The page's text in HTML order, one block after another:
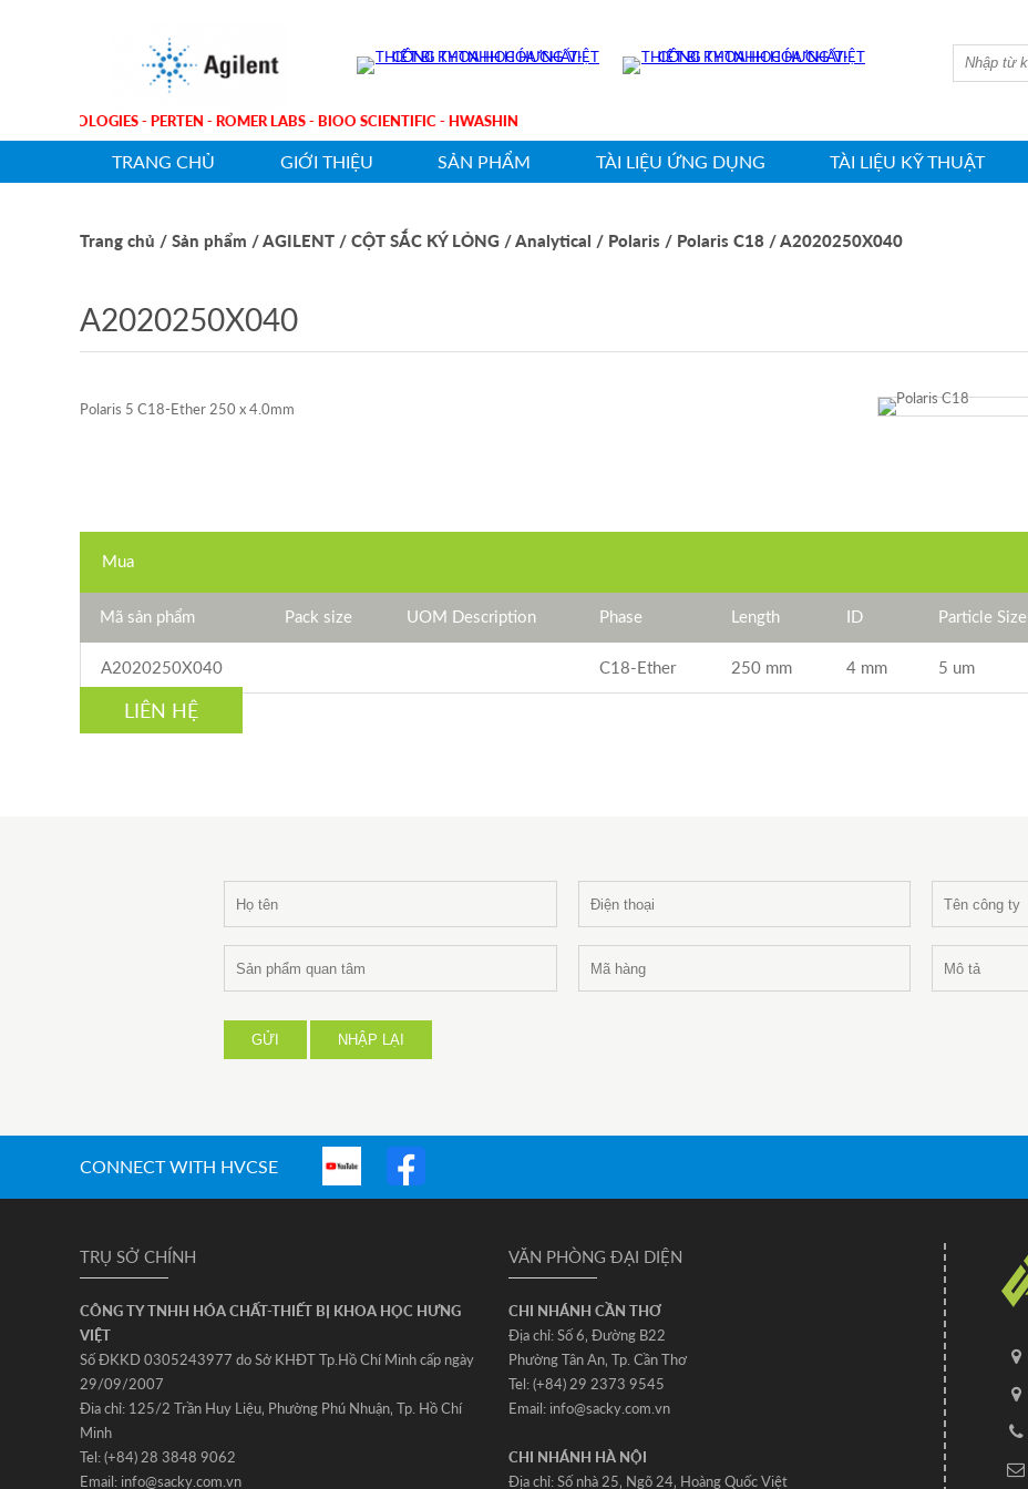
TECHNOLOGIES - PERTEN - ROMER LABS - BIOO SCIENTIFIC - HWASHIN
TRANG CHỦ GIỚI THIỆU SẢN PHẨM TÀI LIỆU ỨNG DỤNG TÀI LIỆU KỸ THUẬT
Trang chủ / Sản phẩm / AGILENT / CỘT SẮC KÝ LỎNG / Analytical / Polaris / Polaris C18 / A2020250X040
A2020250X040
Polaris 5 C18-Ether 250 x 4.0mm
Mua
Mã sản phẩm Pack size UOM Description Phase Length ID Particle Size
A2020250X040 C18-Ether 250 mm 4 mm 5 um
LIÊN HỆ
GỬI NHẬP LẠI
CONNECT WITH HVCSE
TRỤ SỞ CHÍNH
CÔNG TY TNHH HÓA CHẤT-THIẾT BỊ KHOA HỌC HƯNG
VIỆT
Số ĐKKD 0305243977 do Sở KHĐT Tp.Hồ Chí Minh cấp ngày
29/09/2007
Đia chỉ: 125/2 Trần Huy Liệu‚ Phường Phú Nhuận‚ Tp. Hồ Chí
Minh
Tel: (+84) 28 3848 9062
Email: info@sacky.com.vn
VĂN PHÒNG ĐẠI DIỆN
CHI NHÁNH CẦN THƠ
Địa chỉ: Số 6‚ Đường B22
Phường Tân An‚ Tp. Cần Thơ
Tel: (+84) 29 2373 9545
Email: info@sacky.com.vn
CHI NHÁNH HÀ NỘI
Địa chỉ: Số nhà 25‚ Ngõ 24‚ Hoàng Quốc Việt